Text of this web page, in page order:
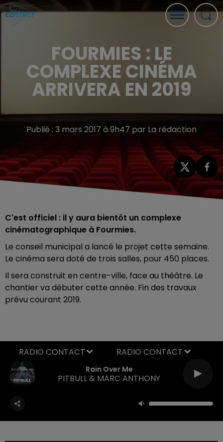
FOURMIES : LE
COMPLEXE CINÉMA
ARRIVERA EN 2019
Publié : 3 mars 2017 à 9h47 par La rédaction
C'est officiel : il y aura bientôt un complexe
cinématographique à Fourmies.
Le conseil municipal a lancé le projet cette semaine.
Le cinéma sera doté de trois salles, pour 450 places.
Il sera construit en centre-ville, face au théâtre. Le
chantier va débuter cette année. Fin des travaux
prévu courant 2019.
Rain Over Me
PITBULL & MARC ANTHONY
RADIO CONTACT